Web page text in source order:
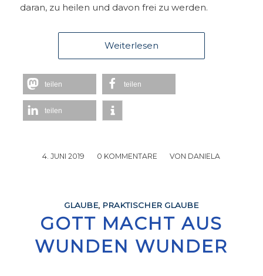
daran, zu heilen und davon frei zu werden.
Weiterlesen
teilen teilen
teilen
4. JUNI 2019
/ 0 KOMMENTARE
/ VON DANIELA
GLAUBE, PRAKTISCHER GLAUBE
GOTT MACHT AUS
WUNDEN WUNDER